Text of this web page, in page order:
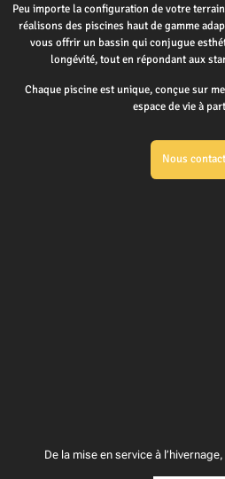
Peu importe la configuration de votre
réalisons des piscines haut de gamme
vous offrir un bassin qui conjugue
longévité, tout en répondant aux
Chaque piscine est unique, conçue sur
espace de vie à
Nous
De la mise en service à